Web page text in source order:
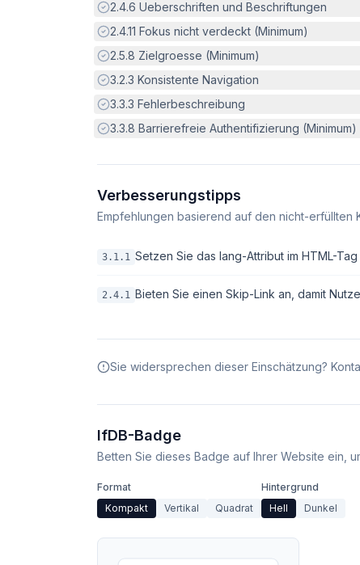
Erfüllt:
2.4.6 Ueberschriften und Beschriftungen
Erfüllt:
2.4.11 Fokus nicht verdeckt (Minimum)
Erfüllt:
2.5.8 Zielgroesse (Minimum)
Erfüllt:
3.2.3 Konsistente Navigation
Erfüllt:
3.3.3 Fehlerbeschreibung
Erfüllt:
3.3.8 Barrierefreie Authentifizierung (Minimum)
Verbesserungstipps
Empfehlungen basierend auf den nicht-erfüllten
3.1.1 Setzen Sie das lang-Attribut im HTML-
2.4.1 Bieten Sie einen Skip-Link an, damit
Sie widersprechen dieser Einschätzung?
IfDB-Badge
Betten Sie dieses Badge auf Ihrer Website ein,
Format
Kompakt
Vertikal Quadrat
Hintergrund
Hell
Dunkel